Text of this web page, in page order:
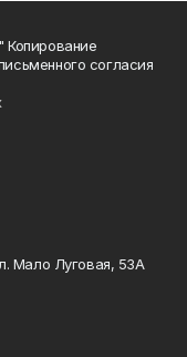
согласия
Мало Луговая, 53А